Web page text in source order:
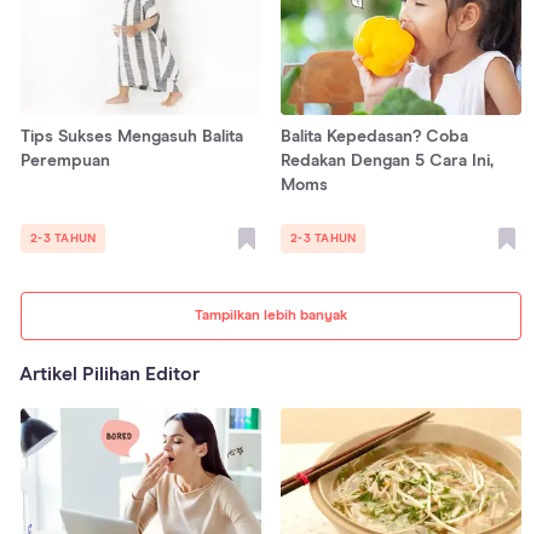
Tampilkan lebih banyak
Tips Sukses Mengasuh Balita
Perempuan
2-3 TAHUN
Balita Kepedasan? Coba
Redakan Dengan 5 Cara Ini,
Moms
2-3 TAHUN
Artikel Pilihan Editor